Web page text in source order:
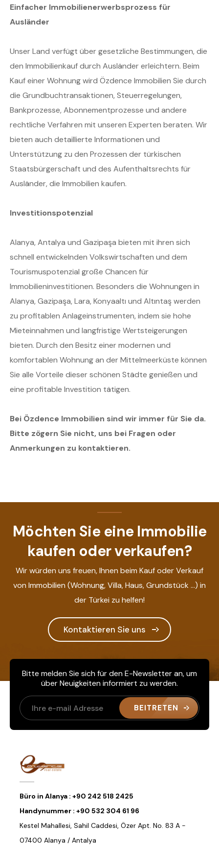
Einfacher Immobilienerwerbsprozess für
Ausländer
Unser Land verfügt über gesetzliche Bestimmungen, die
den Immobilienkauf durch Ausländer erleichtern. Beim
Kauf einer Wohnung wird Özdence Immobilien Sie durch
die Grundbuchtransaktionen, Steuerregelungen,
Bankprozesse, Abonnementprozesse und andere
rechtliche Verfahren mit unseren Experten beraten. Wir
bieten auch detaillierte Informationen und
Unterstützung zu den Prozessen der türkischen
Staatsbürgerschaft und des Aufenthaltsrechts für
Ausländer, die Immobilien kaufen.
Investitionspotenzial
Alanya, Antalya und Gazipaşa bieten mit ihren sich
schnell entwickelnden Volkswirtschaften und dem
Tourismuspotenzial große Chancen für
Immobilieninvestitionen. Besonders die Wohnungen in
Alanya, Gazipaşa, Lara, Konyaaltı und Altıntaş werden
zu profitablen Anlageinstrumenten, indem sie hohe
Mieteinnahmen und langfristige Wertsteigerungen
bieten. Durch den Besitz einer modernen und
komfortablen Wohnung an der Mittelmeerküste können
Sie alle Vorteile dieser schönen Städte genießen und
eine profitable Investition tätigen.
Bei Özdence Immobilien sind wir immer für Sie da.
Bitte zögern Sie nicht, uns bei Fragen oder
Anmerkungen zu kontaktieren.
Möchten Sie eine Immobilie
kaufen oder verkaufen?
Wir würden uns freuen, Ihnen beim Kauf oder Verkauf
von Immobilien (Wohnung, Villa, Haus, Grundstück ...) in
der Türkei zu helfen!
Kontaktieren Sie uns
Bitte melden Sie sich für den E-Newsletter an, um
über Neuigkeiten informiert zu werden.
BEITRETEN
Büro in Alanya : +90 242 518 2425
Handynummer : +90 532 304 61 96
Kestel Mahallesi, Sahil Caddesi, Özer Apt. No. 83 A -
07400 Alanya / Antalya